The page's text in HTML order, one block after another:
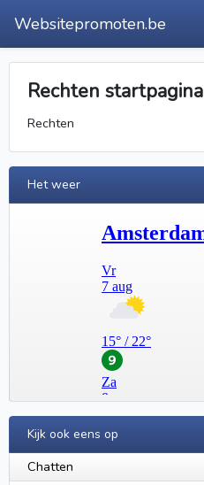
Websitepromoten.be
Rechten startpagina
Rechten
Het weer
Kijk ook eens op
Chatten